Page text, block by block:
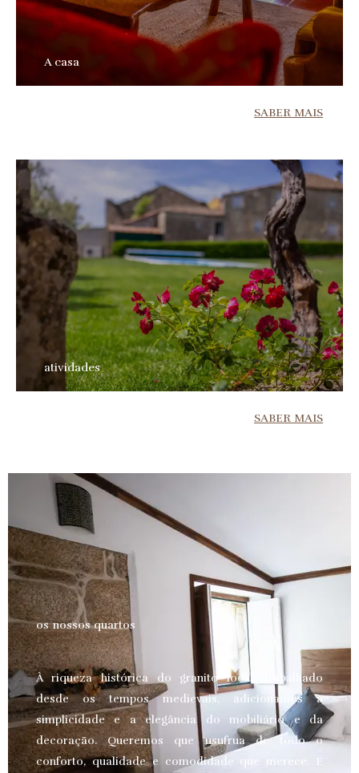
A casa
SABER MAIS
atividades
SABER MAIS
os nossos quartos
À riqueza histórica do granito local, trabalhado
desde os tempos medievais, adicionamos a
simplicidade e a elegância do mobiliário e da
decoração. Queremos que usufrua de todo o
conforto, qualidade e comodidade que merece.
E